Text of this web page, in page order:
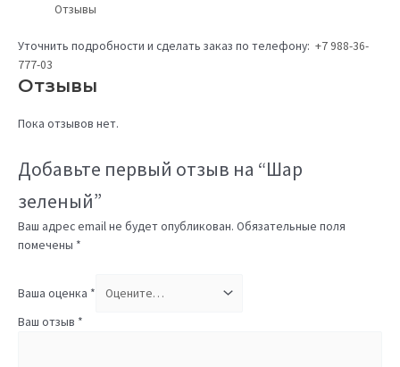
Отзывы
Уточнить подробности и сделать заказ по телефону: +7 988-36-
777-03
Отзывы
Пока отзывов нет.
Добавьте первый отзыв на “Шар
зеленый”
Ваш адрес email не будет опубликован. Обязательные поля
помечены *
Ваша оценка *
Ваш отзыв *